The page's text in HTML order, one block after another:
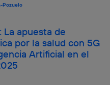
Pozuelo
La apuesta de
por la salud con 5G
Artificial en el
de esta página web o
de Utiq
consulta
.